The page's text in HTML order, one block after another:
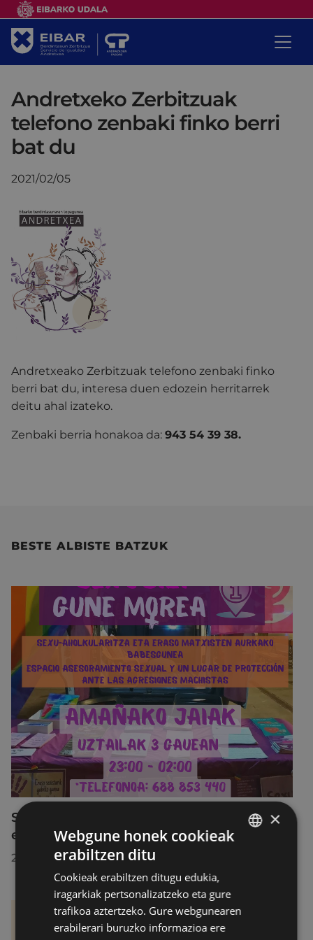
Andretxeko Zerbitzuak
telefono zenbaki finko berri
bat du
2021/02/05
Andretxeako Zerbitzuak telefono zenbaki finko
berri bat du, interesa duen edozein herritarrek
deitu ahal izateko.
Zenbaki berria honakoa da: 943 54 39 38.
BESTE ALBISTE BATZUK
SexuBizi-Gune Morea Amañako jaietan
eskuragarri izango da
2026/07/01
×
Webgune honek cookieak
erabiltzen ditu
Cookieak erabiltzen ditugu edukia,
iragarkiak pertsonalizatzeko eta gure
trafikoa aztertzeko. Gure webgunearen
erabilerari buruzko informazioa ere